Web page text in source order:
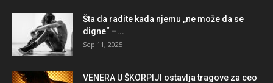
Šta da radite kada njemu „ne može da se
digne“ –...
Sep 11, 2025
VENERA U ŠKORPIJI ostavlja tragove za ceo